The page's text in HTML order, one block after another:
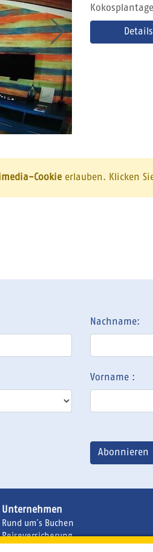
Details
Cookie erlauben. Klicken
Nachname:
Vorname :
Unternehmen
Rund um´s Buchen
Reiseversicherung